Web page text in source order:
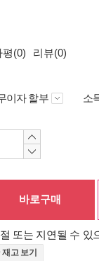
평(0) 리뷰(0)
이자 할부 소
바로구매
또는 지연될 수 있
고 보기